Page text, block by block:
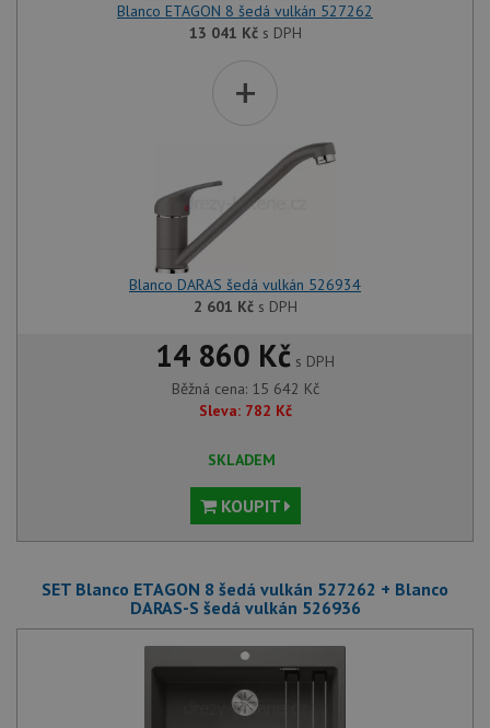
Blanco ETAGON 8 šedá vulkán 527262
13 041 Kčs DPH
+
Blanco DARAS šedá vulkán 526934
2 601 Kčs DPH
14 860 Kč s DPH
Běžná cena: 15 642 Kč
Sleva: 782 Kč
SKLADEM
KOUPIT
SET Blanco ETAGON 8 šedá vulkán 527262 + Blanco
DARAS-S šedá vulkán 526936